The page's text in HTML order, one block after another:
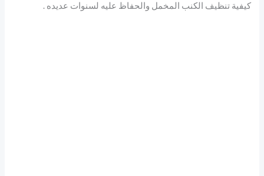
كيفية تنظيف الكنب المخمل والحفاظ عليه لسنوات عديده .